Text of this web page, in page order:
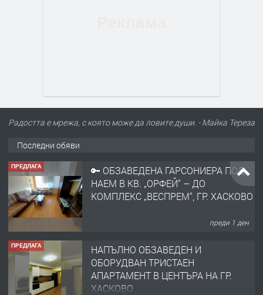
Радостта е мрежа, с която може да ловите души. - Майка Тереза
Последни обяви
ПРЕДЛАГА
🔑 ОБЗАВЕДЕНА ГАРСОНИЕРА ПОД
НАЕМ В КВ. „ОРФЕЙ“ – ДО
КОМПЛЕКС „ВЕСПРЕМ“, ГР. ХАСКОВО
преди 1 ден
ПРЕДЛАГА
НАПЪЛНО ОБЗАВЕДЕН И
ОБОРУДВАН ТРИСТАЕН
АПАРТАМЕНТ В ЦЕНТЪРА НА ГР.
ХАСКОВО